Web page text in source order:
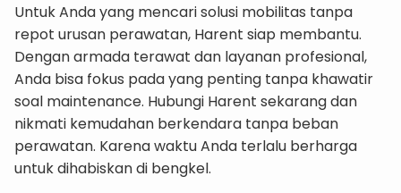
Untuk Anda yang mencari solusi mobilitas tanpa
repot urusan perawatan, Harent siap membantu.
Dengan armada terawat dan layanan profesional,
Anda bisa fokus pada yang penting tanpa khawatir
soal maintenance. Hubungi Harent sekarang dan
nikmati kemudahan berkendara tanpa beban
perawatan. Karena waktu Anda terlalu berharga
untuk dihabiskan di bengkel.